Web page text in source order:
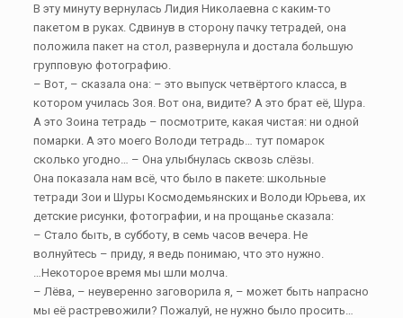
В эту минуту вернулась Лидия Николаевна с каким-то
пакетом в руках. Сдвинув в сторону пачку тетрадей, она
положила пакет на стол, развернула и достала большую
групповую фотографию.
– Вот, – сказала она: – это выпуск четвёртого класса, в
котором училась Зоя. Вот она, видите? А это брат её, Шура.
А это Зоина тетрадь – посмотрите, какая чистая: ни одной
помарки. А это моего Володи тетрадь… тут помарок
сколько угодно… – Она улыбнулась сквозь слёзы.
Она показала нам всё, что было в пакете: школьные
тетради Зои и Шуры Космодемьянских и Володи Юрьева, их
детские рисунки, фотографии, и на прощанье сказала:
– Стало быть, в субботу, в семь часов вечера. Не
волнуйтесь – приду, я ведь понимаю, что это нужно.
…Некоторое время мы шли молча.
– Лёва, – неуверенно заговорила я, – может быть напрасно
мы её растревожили? Пожалуй, не нужно было просить…